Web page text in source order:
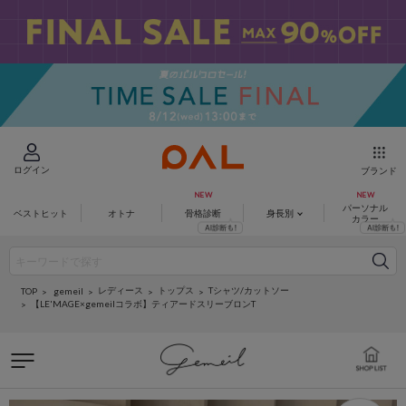
ログイン ブランド
ベストヒット オトナ 骨格診断 身長別
パーソナル
カラー
TOP gemeil レディース トップス
Tシャツ/カットソー
【LE'MAGE×gemeilコラボ】ティアードスリーブロンT